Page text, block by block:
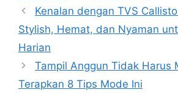
Kenalan dengan TVS
Stylish, Hemat, dan Nyaman
Harian
Tampil Anggun Tidak Harus
Terapkan 8 Tips Mode Ini